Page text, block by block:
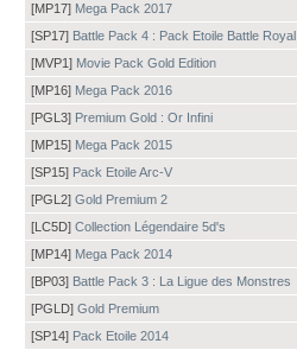
[MP17] Mega Pack 2017
[SP17] Battle Pack 4 : Pack Etoile Battle Royal
[MVP1] Movie Pack Gold Edition
[MP16] Mega Pack 2016
[PGL3] Premium Gold : Or Infini
[MP15] Mega Pack 2015
[SP15] Pack Etoile Arc-V
[PGL2] Gold Premium 2
[LC5D] Collection Légendaire 5d's
[MP14] Mega Pack 2014
[BP03] Battle Pack 3 : La Ligue des Monstres
[PGLD] Gold Premium
[SP14] Pack Etoile 2014